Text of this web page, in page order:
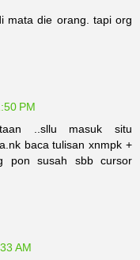
mata die orang. tapi org
PM
..sllu masuk situ
baca tulisan xnmpk +
pon susah sbb cursor
AM